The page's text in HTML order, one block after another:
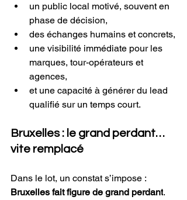
un public local motivé, souvent en
phase de décision,
des échanges humains et concrets,
une visibilité immédiate pour les
marques, tour-opérateurs et
agences,
et une capacité à générer du lead
qualifié sur un temps court.
Bruxelles : le grand perdant…
vite remplacé
Dans le lot, un constat s’impose :
Bruxelles fait figure de grand perdant.